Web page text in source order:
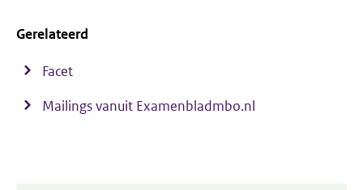
Gerelateerd
Facet
Mailings vanuit Examenbladmbo.nl